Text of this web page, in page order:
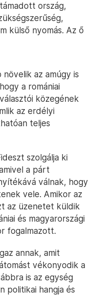
ország,
külső nyomás. Az ő
az amúgy is
a romániai
közegének
az erdélyi
teljes
szolgálja ki
a párt
válnak, hogy
vele. Amikor az
az üzenetet küldik
és magyarországi
fogalmazott.
annak, amit
vékonyodik a
is az egység
politikai hangja és